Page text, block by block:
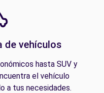
de vehículos
hasta SUV y
el vehículo
a tus necesidades.